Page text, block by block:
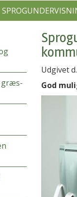
græs-
Udgivet
God